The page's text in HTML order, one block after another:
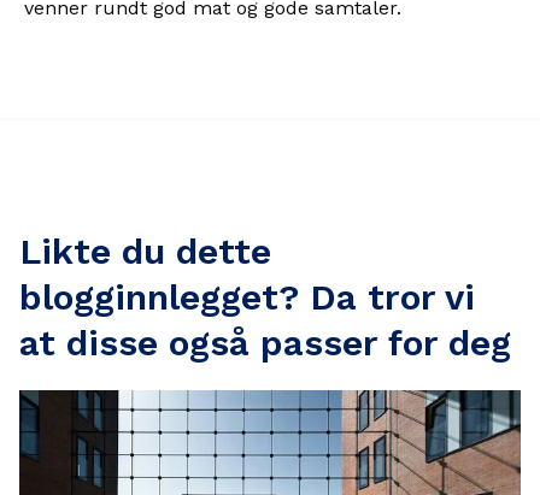
venner rundt god mat og gode samtaler.
Likte du dette
blogginnlegget? Da tror vi
at disse også passer for deg